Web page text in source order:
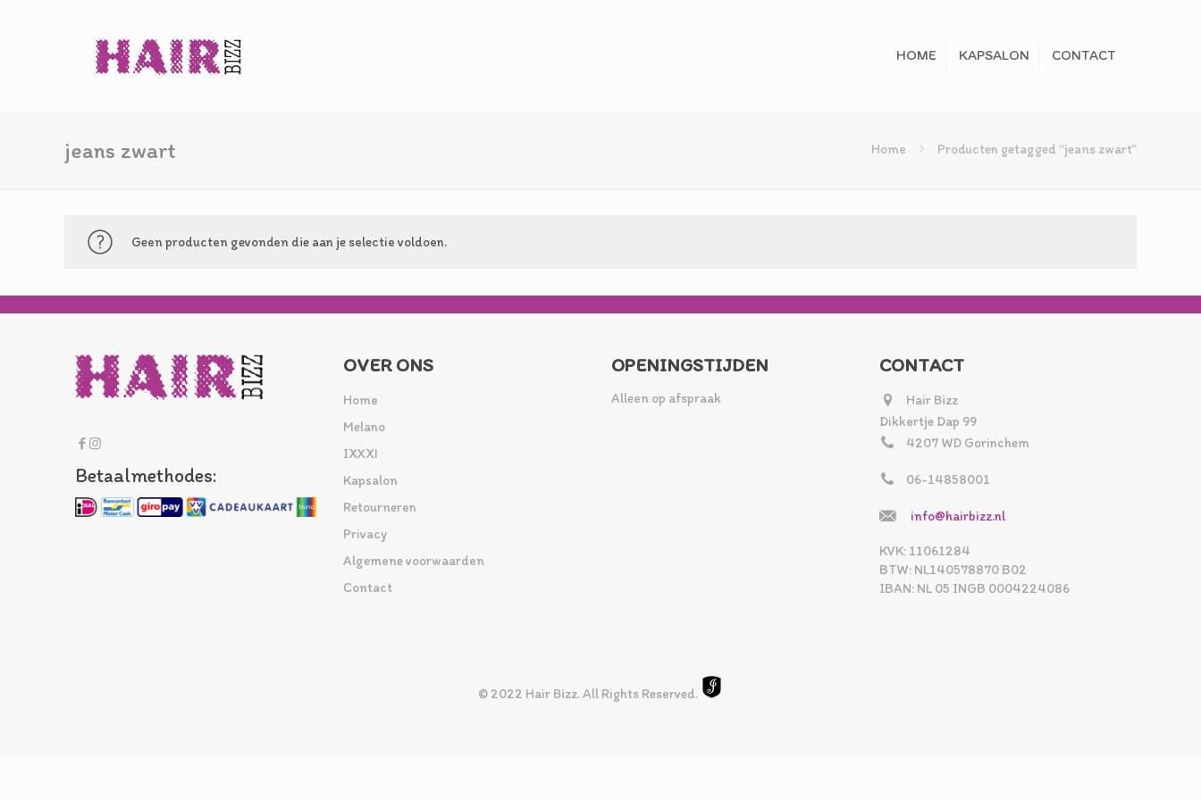
HOME KAPSALON CONTACT
jeans zwart Home Producten getagged “jeans zwart”
Geen producten gevonden die aan je selectie voldoen.
Betaalmethodes:
OVER ONS
Home
Melano
IXXXI
Kapsalon
Retourneren
Privacy
Algemene voorwaarden
Contact
OPENINGSTIJDEN
Alleen op afspraak
CONTACT
Hair Bizz
Dikkertje Dap 99
4207 WD Gorinchem
06-14858001
info@hairbizz.nl
KVK: 11061284
BTW: NL140578870 B02
IBAN: NL 05 INGB 0004224086
© 2022 Hair Bizz. All Rights Reserved.